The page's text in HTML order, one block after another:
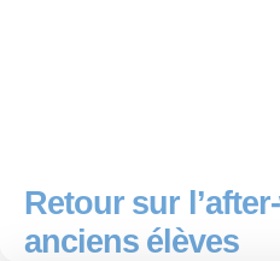
Retour sur
anciens élèves